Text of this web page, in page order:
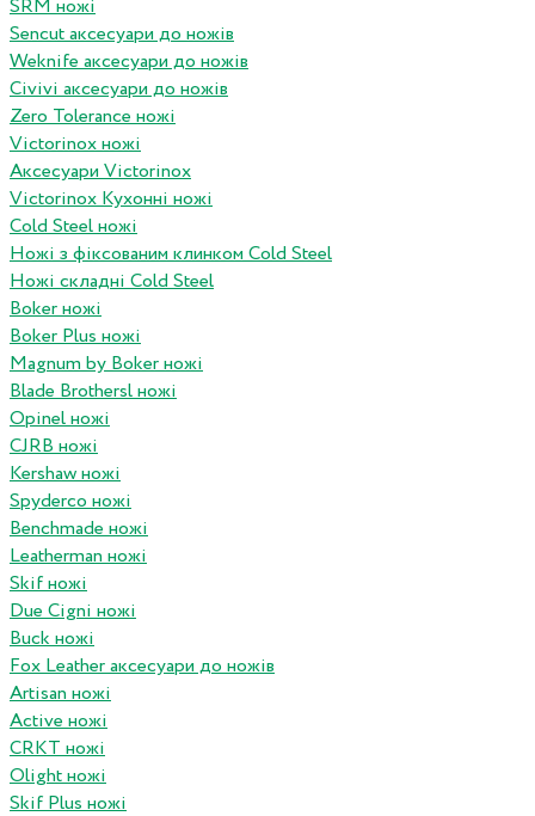
SRM ножі
Sencut аксесуари до ножів
Weknife аксесуари до ножів
Civivi аксесуари до ножів
Zero Tolerance ножі
Victorinox ножі
Аксесуари Victorinox
Victorinox Кухонні ножі
Cold Steel ножі
Ножі з фіксованим клинком Cold Steel
Ножі складні Cold Steel
Boker ножі
Boker Plus ножі
Magnum by Boker ножі
Blade Brothersl ножі
Opinel ножі
CJRB ножі
Kershaw ножі
Spyderco ножі
Benchmade ножі
Leatherman ножі
Skif ножі
Due Cigni ножі
Buck ножі
Fox Leather аксесуари до ножів
Artisan ножі
Active ножі
CRKT ножі
Olight ножі
Skif Plus ножі